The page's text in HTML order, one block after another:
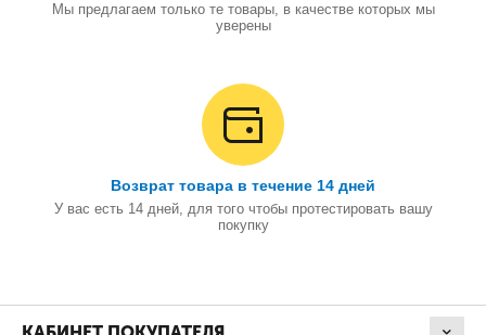
Мы предлагаем только те товары, в качестве которых мы
уверены
Возврат товара в течение 14 дней
У вас есть 14 дней, для того чтобы протестировать вашу
покупку